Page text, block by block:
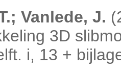
Vanlede, J.
3D
i, 13 +